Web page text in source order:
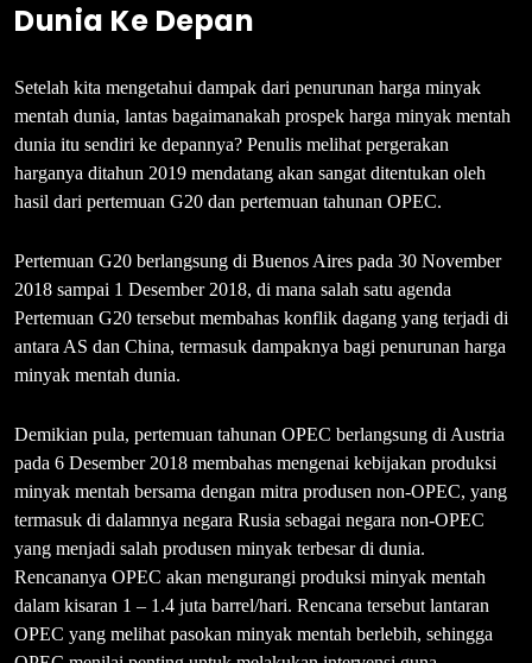
Dunia Ke Depan
Setelah kita mengetahui dampak dari penurunan harga minyak
mentah dunia, lantas bagaimanakah prospek harga minyak mentah
dunia itu sendiri ke depannya? Penulis melihat pergerakan
harganya ditahun 2019 mendatang akan sangat ditentukan oleh
hasil dari pertemuan G20 dan pertemuan tahunan OPEC.
Pertemuan G20 berlangsung di Buenos Aires pada 30 November
2018 sampai 1 Desember 2018, di mana salah satu agenda
Pertemuan G20 tersebut membahas konflik dagang yang terjadi di
antara AS dan China, termasuk dampaknya bagi penurunan harga
minyak mentah dunia.
Demikian pula, pertemuan tahunan OPEC berlangsung di Austria
pada 6 Desember 2018 membahas mengenai kebijakan produksi
minyak mentah bersama dengan mitra produsen non-OPEC, yang
termasuk di dalamnya negara Rusia sebagai negara non-OPEC
yang menjadi salah produsen minyak terbesar di dunia.
Rencananya OPEC akan mengurangi produksi minyak mentah
dalam kisaran 1 – 1.4 juta barrel/hari. Rencana tersebut lantaran
OPEC yang melihat pasokan minyak mentah berlebih, sehingga